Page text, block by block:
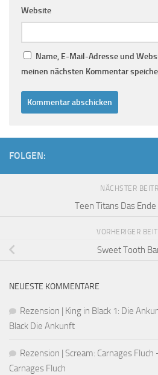
Website
Name, E-Mail-Adresse und
meinen nächsten Kommentar
FOLGEN:
NÄCHSTER
Teen Titans Das
VORHERIGER
Sweet Tooth
NEUESTE KOMMENTARE
Rezension | King in Black 1: Die
Black Die Ankunft
Rezension | Scream: Carnages
Carnages Fluch